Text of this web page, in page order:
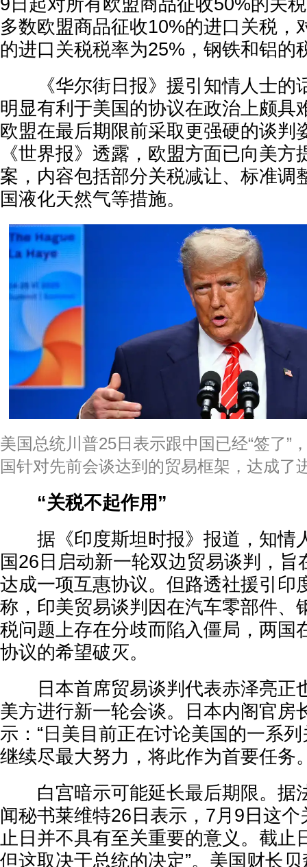
9日起对所有欧盟商品征收50%的关
多数欧盟商品征收10%的进口关税，
的进口关税税率为25%，钢铁和铝的
《华尔街日报》援引知情人士的
明显有利于美国的协议在政治上颇具
欧盟在最后期限前采取更强硬的谈判
《世界报》透露，欧盟方面已向美方
案，内容包括部分关税减让、标准调
国液化天然气等措施。
美国总统川普25日表示跟中国已经“签了”
国针对先前会谈达到的贸易框架，达成了
“关税不起作用”
据《印度斯坦时报》报道，知情
国26日启动新一轮双边贸易谈判，旨
达成一项互惠协议。但路透社援引印
称，印美贸易谈判因在汽车零部件、
税问题上存在分歧而陷入僵局，两国
协议的希望破灭。
日本首席贸易谈判代表赤泽亮正
美方进行新一轮会谈。日本内阁官房
示：“日美目前正在讨论美国的一系
继续尽最大努力，将此作为首要任务
白宫暗示可能延长最后期限。据
闻秘书莱维特26日表示，7月9日这
止日并不具有至关重要的意义。截止
但这取决于总统的决定”。美国财长